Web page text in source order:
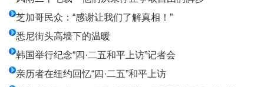
芝加哥民众：“感谢让我们了解真相！”
悉尼街头高墙下的温暖
韩国举行纪念“四·二五和平上访”记者会
亲历者在纽约回忆“四·二五”和平上访